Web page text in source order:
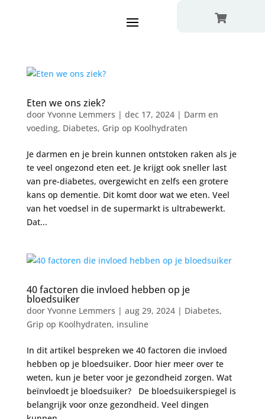

Eten we ons ziek?
door Yvonne Lemmers | dec 17, 2024| Darm en
voeding, Diabetes, Grip op Koolhydraten
Je darmen en je brein kunnen ontstoken raken als je
te veel ongezond eten eet. Je krijgt ook sneller last
van pre-diabetes, overgewicht en zelfs een grotere
kans op dementie. Dit komt door wat we eten. Veel
van het voedsel in de supermarkt is ultrabewerkt.
Dat...
40 factoren die invloed hebben op je
bloedsuiker
door Yvonne Lemmers | aug 29, 2024| Diabetes,
Grip op Koolhydraten, insuline
In dit artikel bespreken we 40 factoren die invloed
hebben op je bloedsuiker. Door hier meer over te
weten, kun je beter voor je gezondheid zorgen. Wat
beïnvloedt je bloedsuiker? De bloedsuikerspiegel is
belangrijk voor onze gezondheid. Veel dingen